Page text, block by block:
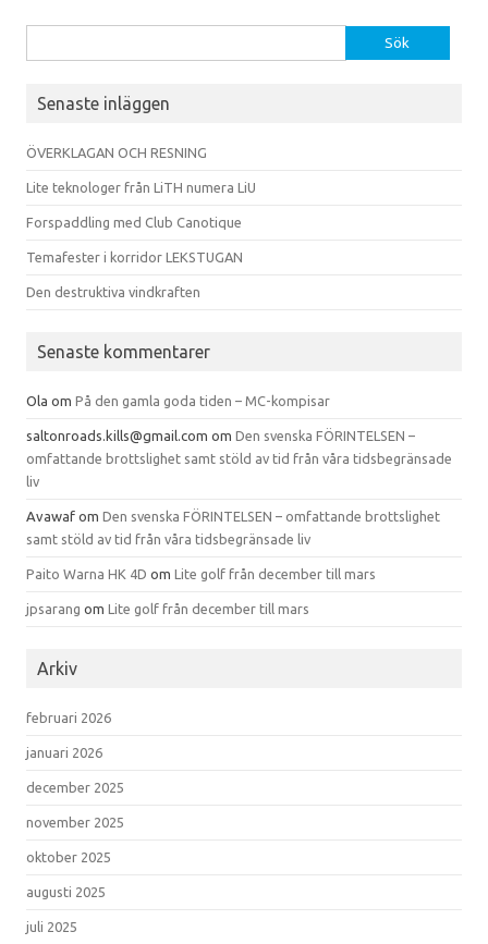
efter:
Senaste inläggen
ÖVERKLAGAN OCH RESNING
Lite teknologer från LiTH numera LiU
Forspaddling med Club Canotique
Temafester i korridor LEKSTUGAN
Den destruktiva vindkraften
Senaste kommentarer
Ola om På den gamla goda tiden – MC-kompisar
saltonroads.kills@gmail.com om Den svenska FÖRINTELSEN –
omfattande brottslighet samt stöld av tid från våra tidsbegränsade
liv
Avawaf om Den svenska FÖRINTELSEN – omfattande brottslighet
samt stöld av tid från våra tidsbegränsade liv
Paito Warna HK 4D om Lite golf från december till mars
jpsarang om Lite golf från december till mars
Arkiv
februari 2026
januari 2026
december 2025
november 2025
oktober 2025
augusti 2025
juli 2025